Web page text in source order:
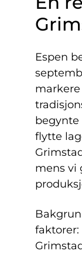
Espen
begynte
flytte
mens vi